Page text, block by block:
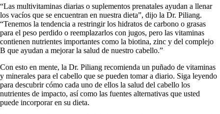
“Las multivitaminas diarias o suplementos prenatales ayudan a llenar
los vacíos que se encuentran en nuestra dieta”, dijo la Dr. Piliang.
“Tenemos la tendencia a restringir los hidratos de carbono o grasas
para el peso perdido o reemplazarlos con jugos, pero las vitaminas
contienen nutrientes importantes como la biotina, zinc y del complejo
B que ayudan a mejorar la salud de nuestro cabello.”
Con esto en mente, la Dr. Piliang recomienda un puñado de vitaminas
y minerales para el cabello que se pueden tomar a diario. Siga leyendo
para descubrir cómo cada uno de ellos la salud del cabello los
nutrientes de impacto, así como las fuentes alternativas que usted
puede incorporar en su dieta.